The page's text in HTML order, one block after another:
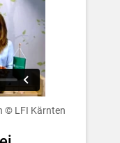
© LFI Kärnten